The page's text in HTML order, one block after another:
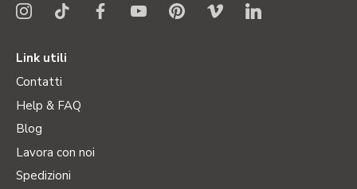
Link utili
Contatti
Help & FAQ
Blog
Lavora con noi
Spedizioni